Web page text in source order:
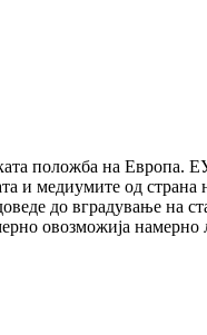
положба на Европа.
и медиумите од
до вградување на
овозможија намерно